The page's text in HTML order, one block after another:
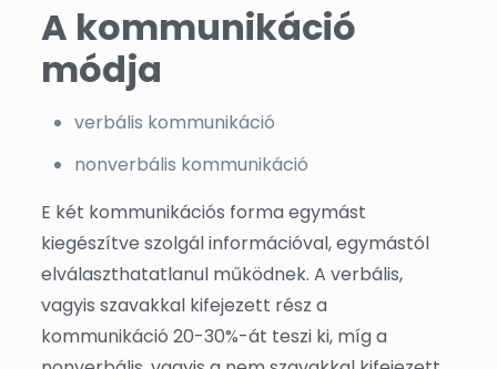
A kommunikáció
módja
verbális kommunikáció
nonverbális kommunikáció
E két kommunikációs forma egymást
kiegészítve szolgál információval, egymástól
elválaszthatatlanul működnek. A verbális,
vagyis szavakkal kifejezett rész a
kommunikáció 20-30%-át teszi ki, míg a